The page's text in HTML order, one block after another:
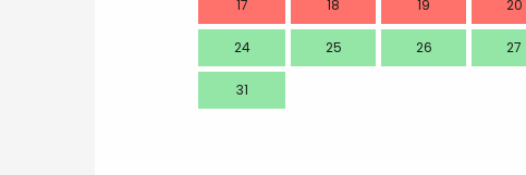
17 18 19 20
24 25 26 27
31